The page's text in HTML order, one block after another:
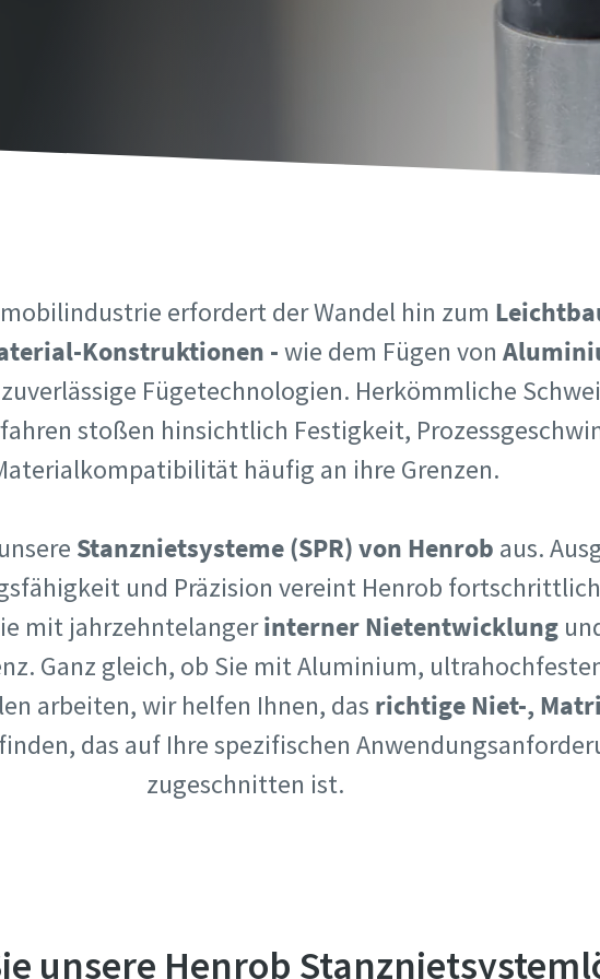
erfordert der Wandel hin zum
Konstruktionen -wie dem Fügen von
Fügetechnologien. Herkömmliche
stoßen hinsichtlich Festigkeit,
häufig an ihre Grenzen.
Stanznietsysteme (SPR) von Henrob aus.
und Präzision vereint Henrob
mit jahrzehntelangerinterner Nietentwicklung
Ganz gleich, ob Sie mit Aluminium,
arbeiten, wir helfen Ihnen, das richtige Niet-,
das auf Ihre spezifischen
zugeschnitten ist.
unsere Henrob